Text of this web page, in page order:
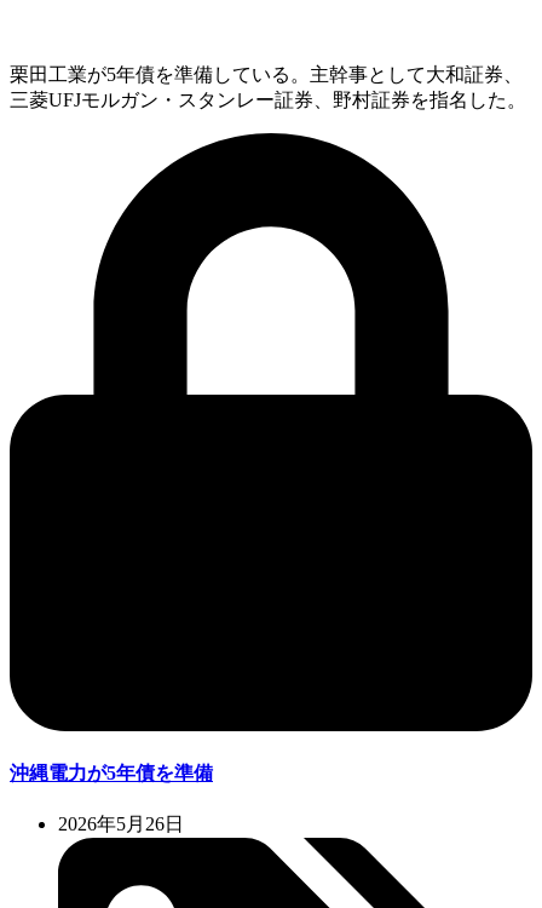
栗田工業が5年債を準備している。主幹事として大和証券、
三菱UFJモルガン・スタンレー証券、野村証券を指名した。
沖縄電力が5年債を準備
2026年5月26日